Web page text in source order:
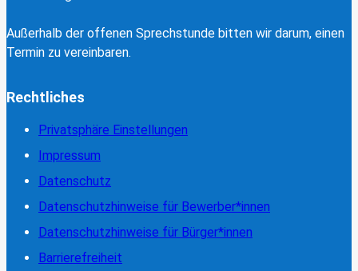
Außerhalb der offenen Sprechstunde bitten wir darum, einen
Termin zu vereinbaren.
Rechtliches
Privatsphäre Einstellungen
Impressum
Datenschutz
Datenschutzhinweise für Bewerber*innen
Datenschutzhinweise für Bürger*innen
Barrierefreiheit